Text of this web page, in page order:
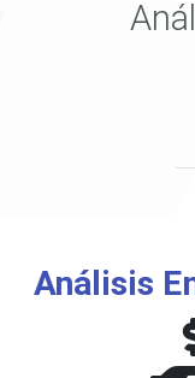
Análisis